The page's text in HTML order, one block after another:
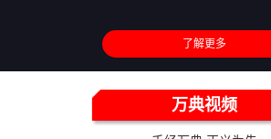
了解更多
万典视频